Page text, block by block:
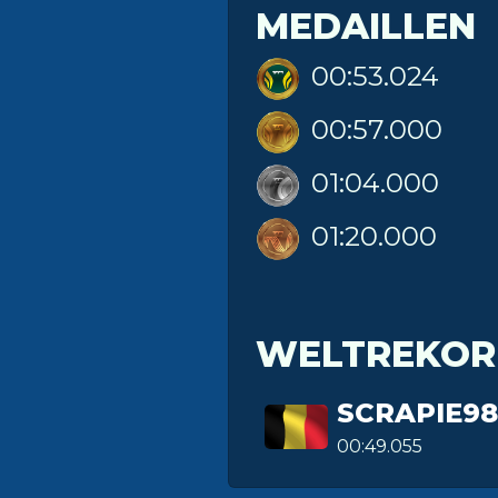
MEDAILLEN
00:53.024
00:57.000
01:04.000
01:20.000
SCRAPIE98
00:49.055